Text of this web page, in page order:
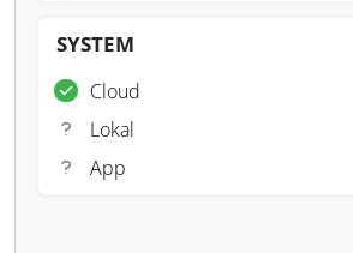
SYSTEM
Cloud
Lokal
App